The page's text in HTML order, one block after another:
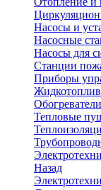
Насосы и
Насосные
Насосы для
Станции
Приборы
Обогреватели
Тепловые
Назад